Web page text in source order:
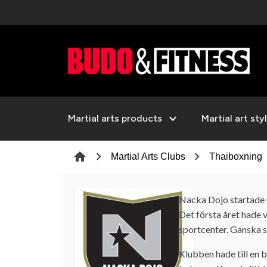
Martial arts products expand_more Martial art
home chevron_right Martial Arts Clubs chevron_right Thaiboxning
Nacka Dojo startade
Det första året hade
sportcenter. Ganska
Klubben hade till en